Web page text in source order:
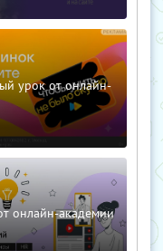
урок от онлайн-
онлайн-академии